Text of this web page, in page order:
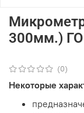
(0)
300мм.)
Некоторые